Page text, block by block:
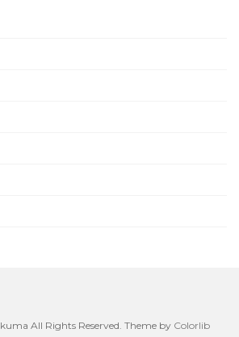
All Rights Reserved. Theme by Colorlib